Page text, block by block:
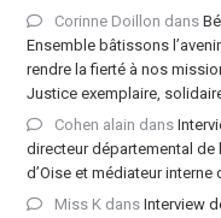
Corinne Doillon dans
Ensemble bâtissons
rendre la fierté à nos
Justice exemplaire,
Cohen alain dans
directeur départemental de
d’Oise et médiateur
Miss Kdans Interview